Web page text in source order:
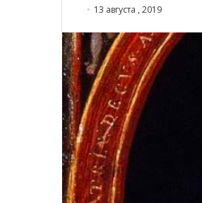
13 августа , 2019